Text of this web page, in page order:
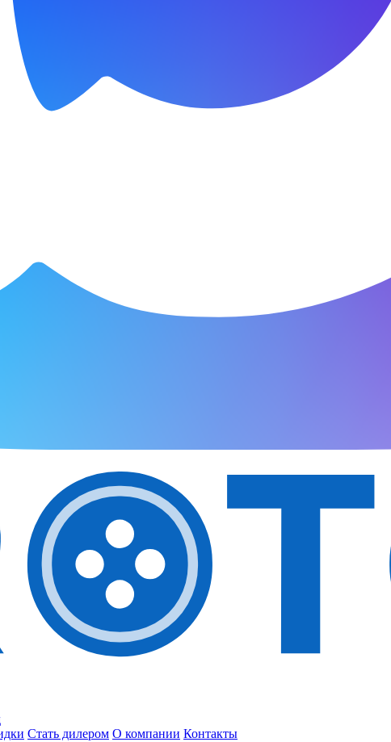
Стать дилером О компании Контакты